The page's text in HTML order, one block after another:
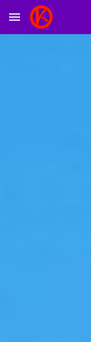
Skip to main content